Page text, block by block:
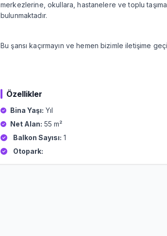
merkezlerine, okullara, hastanelere ve toplu
bulunmaktadır.
Bu şansı kaçırmayın ve hemen bizimle iletişime
Özellikler
Bina Yaşı: Yıl
Net Alan: 55 m²
Balkon Sayısı: 1
Otopark: